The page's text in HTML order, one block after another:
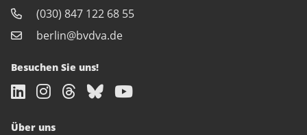
(030) 847 122 68 55
berlin@bvdva.de
Besuchen Sie uns!
Über uns